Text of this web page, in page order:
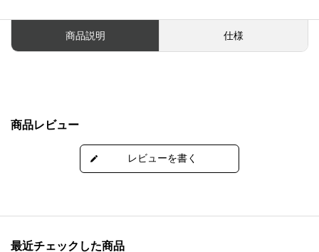
商品説明 仕様
商品レビュー
最近チェックした商品